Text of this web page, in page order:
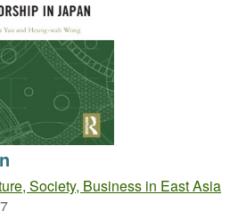
Society, Business in East Asia